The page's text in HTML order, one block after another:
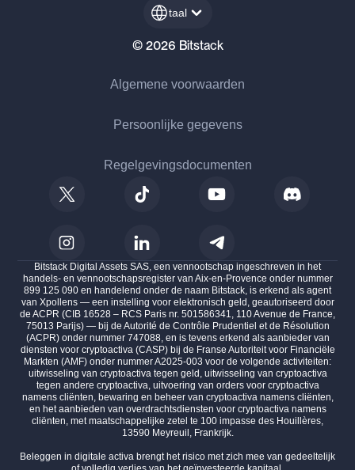
taal
© 2026 Bitstack
Algemene voorwaarden
Persoonlijke gegevens
Regelgevingsdocumenten
Bitstack Digital Assets SAS, een vennootschap ingeschreven in het
handels- en vennootschapsregister van Aix-en-Provence onder nummer
899 125 090 en handelend onder de naam Bitstack, is erkend als agent
van Xpollens — een instelling voor elektronisch geld, geautoriseerd door
de ACPR (CIB 16528 – RCS Paris nr. 501586341, 110 Avenue de France,
75013 Parijs) — bij de Autorité de Contrôle Prudentiel et de Résolution
(ACPR) onder nummer 747088, en is tevens erkend als aanbieder van
diensten voor cryptoactiva (CASP) bij de Franse Autoriteit voor Financiële
Markten (AMF) onder nummer A2025-003 voor de volgende activiteiten:
uitwisseling van cryptoactiva tegen geld, uitwisseling van cryptoactiva
tegen andere cryptoactiva, uitvoering van orders voor cryptoactiva
namens cliënten, bewaring en beheer van cryptoactiva namens cliënten,
en het aanbieden van overdrachtsdiensten voor cryptoactiva namens
cliënten, met maatschappelijke zetel te 100 impasse des Houillères,
13590 Meyreuil, Frankrijk.
Beleggen in digitale activa brengt het risico met zich mee van gedeeltelijk